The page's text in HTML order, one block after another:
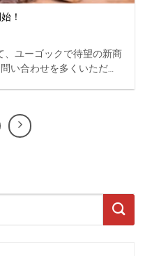
！
ユーゴックで待望の新商
い合わせを多くいただい